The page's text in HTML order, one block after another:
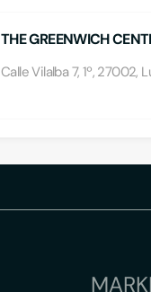
THE GREENWICH
Calle Vilalba 7, 1º, 27002,